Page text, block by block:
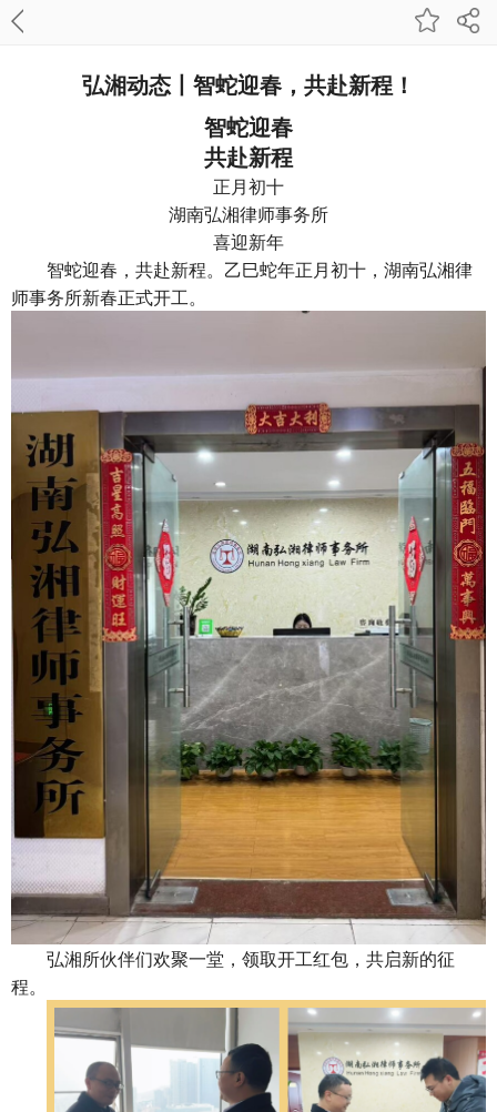
弘湘动态丨智蛇迎春，共赴新程！
智蛇迎春
共赴新程
正月初十
湖南弘湘律师事务所
喜迎新年
智蛇迎春，共赴新程。乙巳蛇年正月初十，湖南弘湘律
师事务所新春正式开工。
弘湘所伙伴们欢聚一堂，领取开工红包，共启新的征
程。